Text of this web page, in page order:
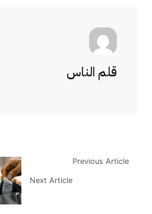
قلم الناس
Previous Article
Next Article